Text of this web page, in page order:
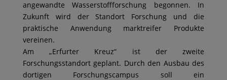
angewandte Wasserstoffforschung begonnen. In
Zukunft wird der Standort Forschung und die
praktische Anwendung marktreifer Produkte
vereinen.
Am „Erfurter Kreuz“ ist der zweite
Forschungsstandort geplant. Durch den Ausbau des
dortigen Forschungscampus soll ein